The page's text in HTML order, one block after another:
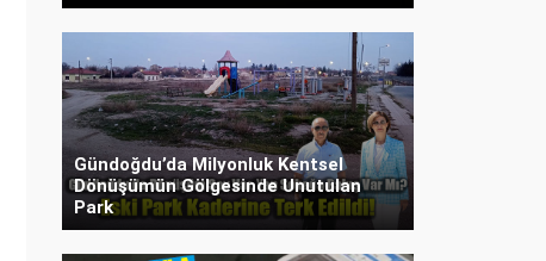
Gündoğdu’da Milyonluk Kentsel
Dönüşümün Gölgesinde Unutulan
Park